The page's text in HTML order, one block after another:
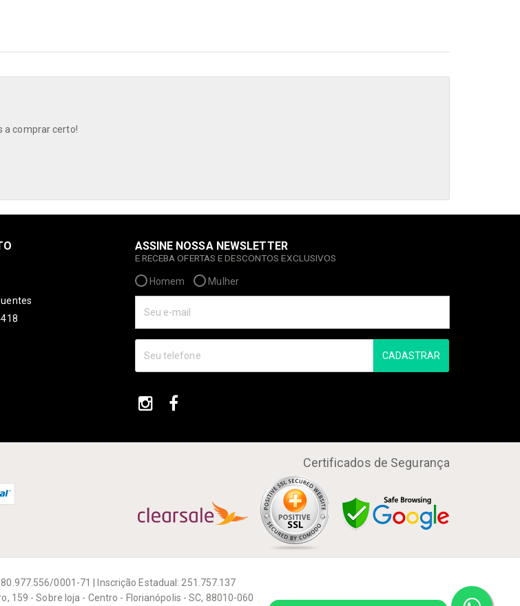
a comprar certo!
ASSINE NOSSA NEWSLETTER
E RECEBA OFERTAS E DESCONTOS EXCLUSIVOS
Homem Mulher
CADASTRAR
Certificados de Segurança
80.977.556/0001-71 | Inscrição Estadual: 251.757.137
159 - Sobre loja - Centro - Florianópolis - SC, 88010-060